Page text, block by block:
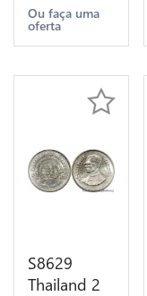
1988 UNC -
> Make
Ou faça uma
oferta
S8629
Thailand 2